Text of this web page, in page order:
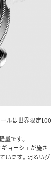
ルは世界限定100
量です。
ギョーシェが施さ
います。明るいグ